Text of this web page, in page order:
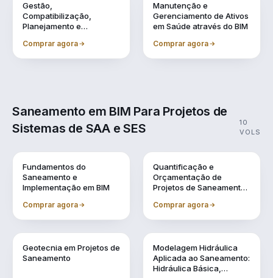
Gestão,
Compatibilização,
Planejamento e
Comprar agora
Manutenção e
Gerenciamento de Ativos
em Saúde através do BIM
Comprar agora
Saneamento em BIM Para Projetos de
Sistemas de SAA e SES
10
VOLS
Fundamentos do
Saneamento e
Implementação em BIM
Comprar agora
Quantificação e
Orçamentação de
Projetos de Saneamento
Comprar agora
Geotecnia em Projetos de
Saneamento
Modelagem Hidráulica
Aplicada ao Saneamento:
Hidráulica Básica,